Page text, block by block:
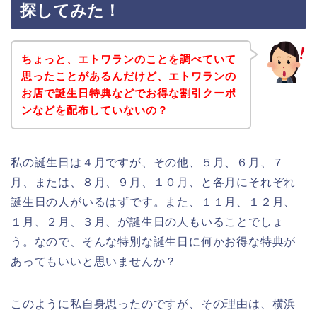
探してみた！
ちょっと、エトワランのことを調べていて
思ったことがあるんだけど、エトワランの
お店で誕生日特典などでお得な割引クーポ
ンなどを配布していないの？
私の誕生日は４月ですが、その他、５月、６月、７
月、または、８月、９月、１０月、と各月にそれぞれ
誕生日の人がいるはずです。また、１１月、１２月、
１月、２月、３月、が誕生日の人もいることでしょ
う。なので、そんな特別な誕生日に何かお得な特典が
あってもいいと思いませんか？
このように私自身思ったのですが、その理由は、横浜